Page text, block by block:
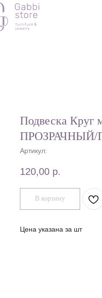
Подвеска Круг
ПРОЗРАЧНЫЙ/
Артикул:
120,00 р.
В корзину
Цена указана за шт